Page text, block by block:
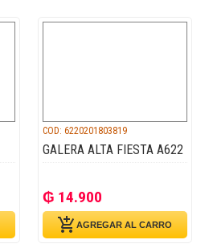
COD: 6220201803819
GALERA ALTA FIESTA A622
₲ 14.900
add_shopping_cartAGREGAR AL CARRO